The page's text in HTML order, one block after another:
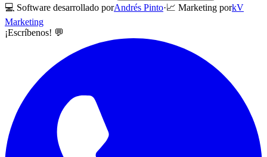
💻 Software desarrollado porAndrés Pinto·📈 Marketing porkV
Marketing
¡Escríbenos! 💬